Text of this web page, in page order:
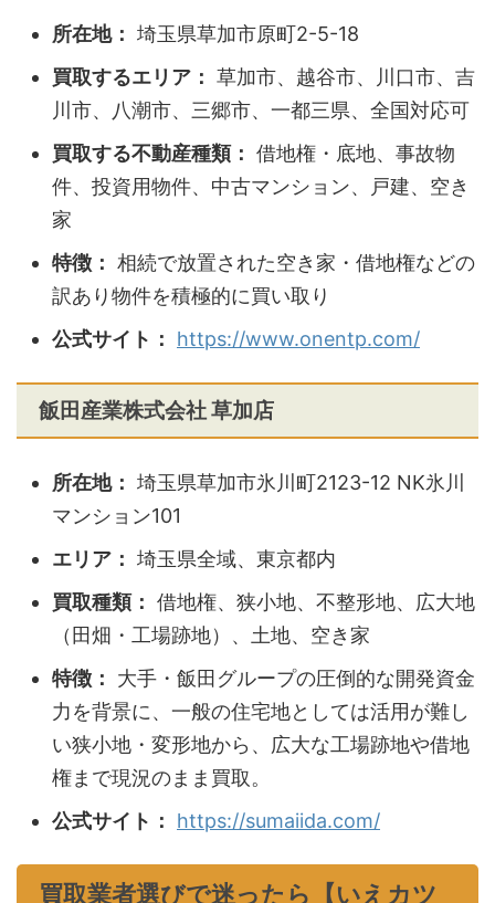
所在地： 埼玉県草加市原町2-5-18
買取するエリア： 草加市、越谷市、川口市、吉
川市、八潮市、三郷市、一都三県、全国対応可
買取する不動産種類： 借地権・底地、事故物
件、投資用物件、中古マンション、戸建、空き
家
特徴： 相続で放置された空き家・借地権などの
訳あり物件を積極的に買い取り
公式サイト：
https://www.onentp.com/
飯田産業株式会社 草加店
所在地： 埼玉県草加市氷川町2123-12 NK氷川
マンション101
エリア： 埼玉県全域、東京都内
買取種類： 借地権、狭小地、不整形地、広大地
（田畑・工場跡地）、土地、空き家
特徴：
大手・飯田グループの圧倒的な開発資金
力を背景に、一般の住宅地としては活用が難し
い狭小地・変形地から、広大な工場跡地や借地
権まで現況のまま買取。
公式サイト：
https://sumaiida.com/
買取業者選びで迷ったら【いえカツ